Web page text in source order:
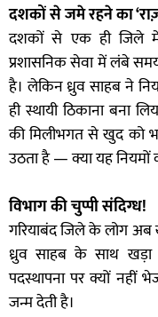
दशकों से जमे रहने का
दशकों से एक ही जिले में
प्रशासनिक सेवा में लंबे
है। लेकिन ध्रुव साहब ने
ही स्थायी ठिकाना बना
की मिलीभगत से खुद को
उठता है — क्या यह
विभाग की चुप्पी संदिग्ध!
गरियाबंद जिले के लोग
ध्रुव साहब के साथ
पदस्थापना पर क्यों नहीं
जन्म देती है।